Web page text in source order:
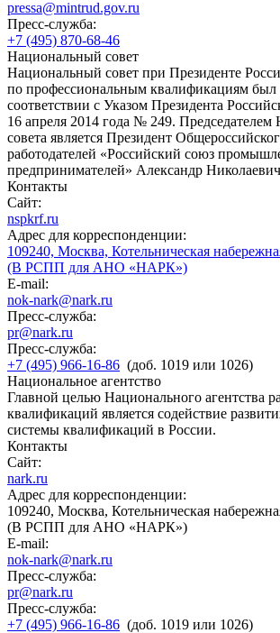
pressa@mintrud.gov.ru
Пресс-служба:
+7 (495) 870-68-46
Национальный совет
Национальный совет при Президенте
по профессиональным квалификациям был
соответствии с Указом Президента
16 апреля 2014 года № 249. Председателем
совета является Президент
работодателей «Российский союз
предпринимателей» Александр
Контакты
Сайт:
nspkrf.ru
Адрес для корреспонденции:
109240, Москва, Котельническая
(В РСПП для АНО «НАРК»)
E-mail:
nok-nark@nark.ru
Пресс-служба:
pr@nark.ru
Пресс-служба:
+7 (495) 966-16-86 (доб. 1019 или 1026)
Национальное агентство
Главной целью Национального агентства
квалификаций является содействие
системы квалификаций в России.
Контакты
Сайт:
nark.ru
Адрес для корреспонденции:
109240, Москва, Котельническая
(В РСПП для АНО «НАРК»)
E-mail:
nok-nark@nark.ru
Пресс-служба:
pr@nark.ru
Пресс-служба:
+7 (495) 966-16-86 (доб. 1019 или 1026)